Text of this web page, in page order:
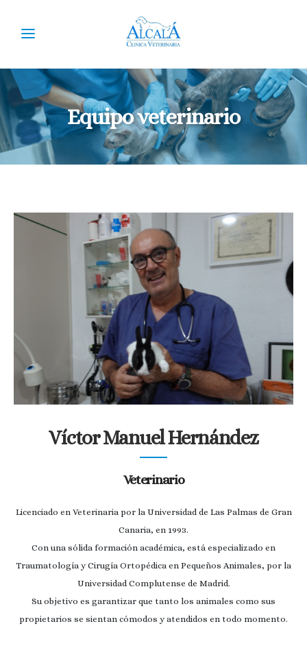
Equipo veterinario
Víctor Manuel Hernández
Veterinario
Licenciado en Veterinaria por la Universidad de Las Palmas de Gran
Canaria, en 1993.
Con una sólida formación académica, está especializado en
Traumatología y Cirugía Ortopédica en Pequeños Animales, por la
Universidad Complutense de Madrid.
Su objetivo es garantizar que tanto los animales como sus
propietarios se sientan cómodos y atendidos en todo momento.